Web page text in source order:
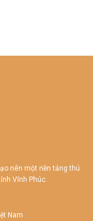
nên một nền tảng thú
Vĩnh Phúc.
Nam